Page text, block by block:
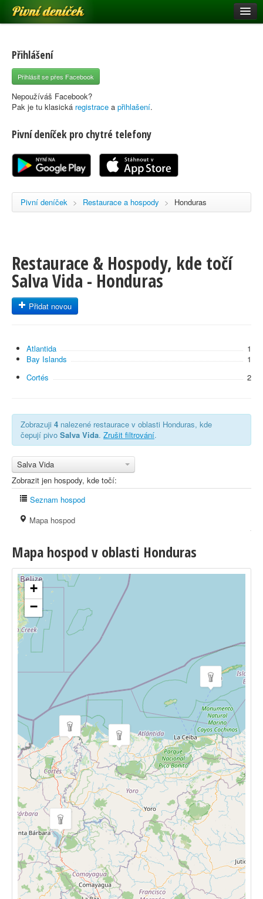
Pivní deníček
Pivní mapa
Pivní značky
Nápověda
Registrace
Přihlášení
Přihlásit se přes Facebook
Nepoužíváš Facebook?
Pak je tu klasická registrace a přihlašení.
Pivní deníček pro chytré telefony
Pivní deníček > Restaurace a hospody > Honduras
Restaurace & Hospody, kde točí
Salva Vida - Honduras
Přidat novou
Atlantida
1
Bay Islands
1
Cortés
2
Zobrazuji 4 nalezené restaurace v oblasti Honduras, kde
čepují pivo Salva Vida. Zrušit filtrování.
Salva Vida
Zobrazit jen hospody, kde točí:
Seznam hospod
Mapa hospod
Mapa hospod v oblasti Honduras
+
−